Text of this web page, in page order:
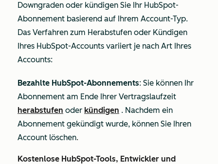
Downgraden oder kündigen Sie Ihr HubSpot-
Abonnement basierend auf Ihrem Account-Typ.
Das Verfahren zum Herabstufen oder Kündigen
Ihres HubSpot-Accounts variiert je nach Art Ihres
Accounts:
Bezahlte HubSpot-Abonnements: Sie können Ihr
Abonnement am Ende Ihrer Vertragslaufzeit
herabstufen oder kündigen . Nachdem ein
Abonnement gekündigt wurde, können Sie Ihren
Account löschen.
Kostenlose HubSpot-Tools, Entwickler und